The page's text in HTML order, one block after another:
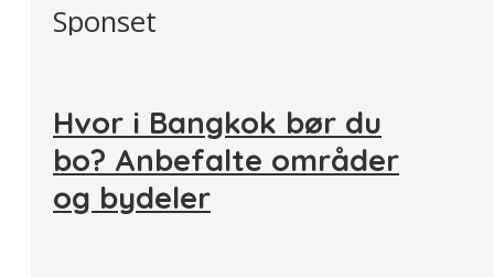
Sponset
Hvor i Bangkok bør du
bo? Anbefalte områder
og bydeler